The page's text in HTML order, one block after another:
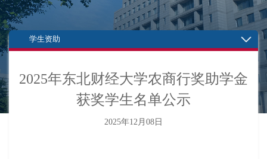
学生资助
2025年东北财经大学农商行奖助学金
获奖学生名单公示
2025年12月08日